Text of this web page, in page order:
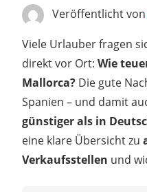
Veröffentlicht von
Viele Urlauber fragen
direkt vor Ort: Wie
Mallorca? Die gute
Spanien – und damit
günstiger als in
eine klare Übersicht zu
Verkaufsstellen und